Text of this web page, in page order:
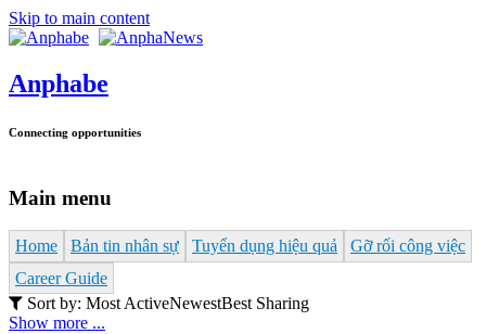
Skip to main content
Anphabe
Connecting opportunities
Main menu
Home Bản tin nhân sự Tuyển dụng hiệu quả
Gỡ rối công việc
Career Guide
Sort by: Most ActiveNewestBest Sharing
Show more ...